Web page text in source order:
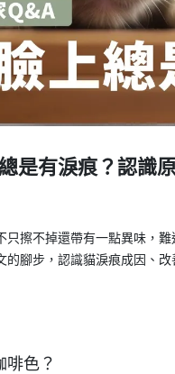
是有淚痕？認識
擦不掉還帶有一點異味，
的腳步，認識貓淚痕成因、
啡色？